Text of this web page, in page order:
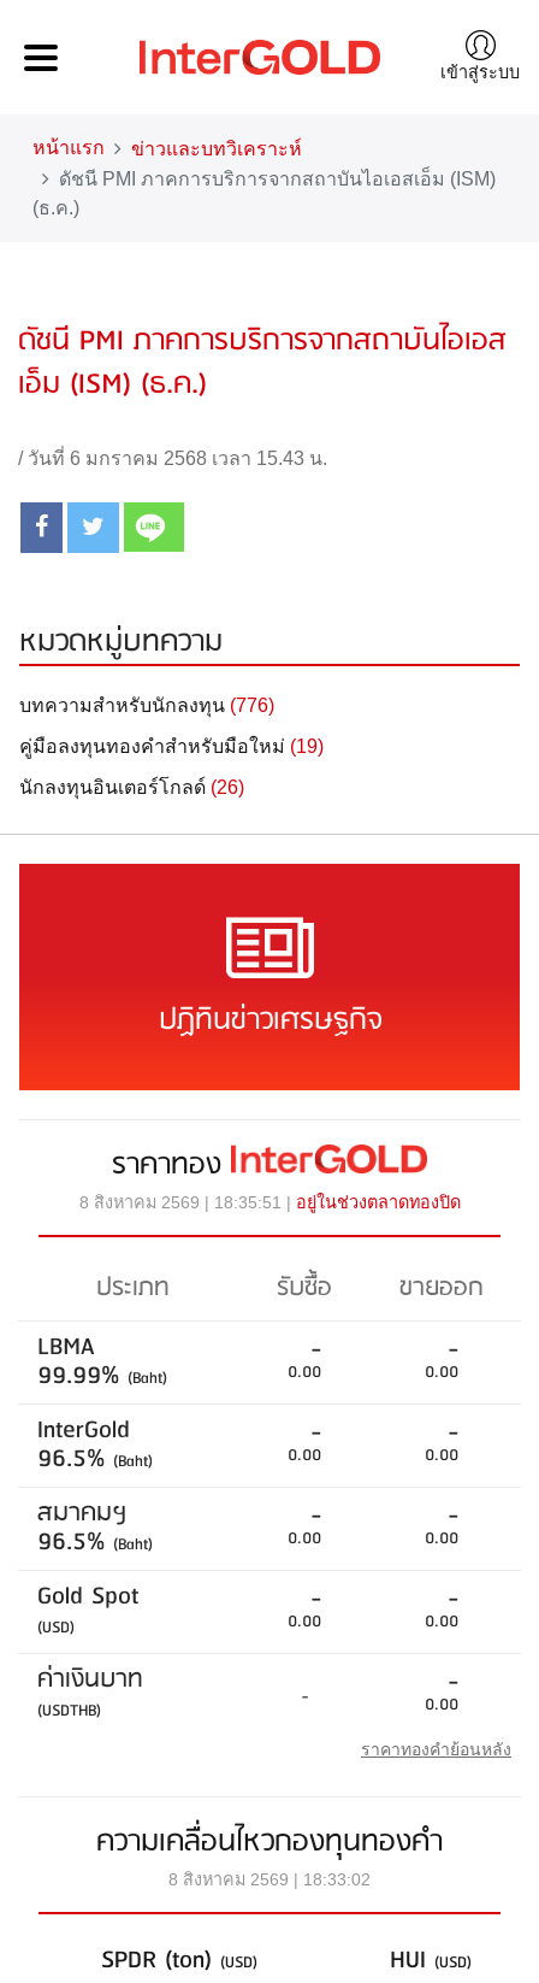
เข้าสู่ระบบ
หน้าแรก
ข่าวและบทวิเคราะห์
ดัชนี PMI ภาคการบริการจากสถาบันไอเอสเอ็ม (ISM)
(ธ.ค.)
ดัชนี PMI ภาคการบริการจากสถาบันไอเอส
เอ็ม (ISM) (ธ.ค.)
/ วันที่ 6 มกราคม 2568 เวลา 15.43 น.
หมวดหมู่บทความ
บทความสำหรับนักลงทุน (776)
คู่มือลงทุนทองคำสำหรับมือใหม่ (19)
นักลงทุนอินเตอร์โกลด์ (26)
ปฏิทินข่าวเศรษฐกิจ
ราคาทอง
8 สิงหาคม 2569 | 18:35:51 | อยู่ในช่วงตลาดทองปิด
ประเภท รับซื้อ
ขายออก
LBMA
99.99% (Baht)
-
0.00
-
0.00
InterGold
96.5% (Baht)
-
0.00
-
0.00
สมาคมฯ
96.5% (Baht)
-
0.00
-
0.00
Gold Spot
(USD)
-
0.00
-
0.00
ค่าเงินบาท
(USDTHB) - -
0.00
ราคาทองคำย้อนหลัง
ความเคลื่อนไหวกองทุนทองคำ
8 สิงหาคม 2569 | 18:33:02
SPDR (ton) (USD) HUI (USD)